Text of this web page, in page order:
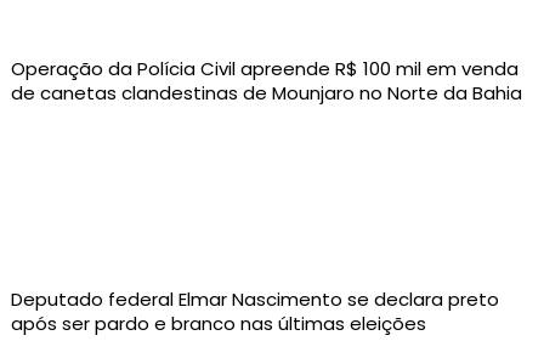
Operação da Polícia Civil apreende R$ 100 mil em venda
de canetas clandestinas de Mounjaro no Norte da Bahia
Deputado federal Elmar Nascimento se declara preto
após ser pardo e branco nas últimas eleições